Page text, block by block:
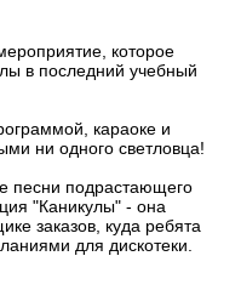
которое
в последний учебный
караоке и
ни одного светловца!
песни подрастающего
"Каникулы" - она
заказов, куда ребята
для дискотеки.